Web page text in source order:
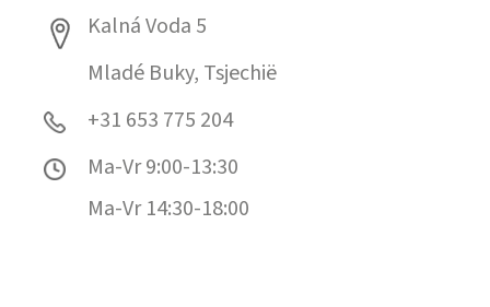
Kalná Voda 5
Mladé Buky, Tsjechië
+31 653 775 204
Ma-Vr 9:00-13:30
Ma-Vr 14:30-18:00